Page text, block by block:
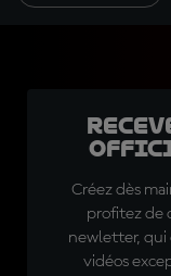
Créez dès
profitez de
newletter, qui
vidéos